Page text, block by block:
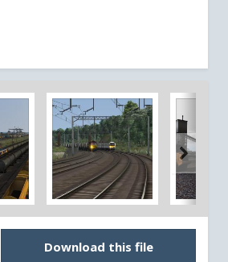
Download this file